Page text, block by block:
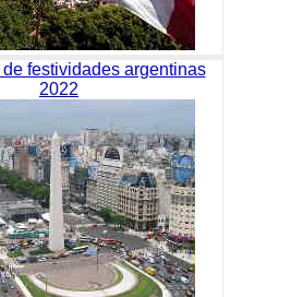
festividades argentinas
2022